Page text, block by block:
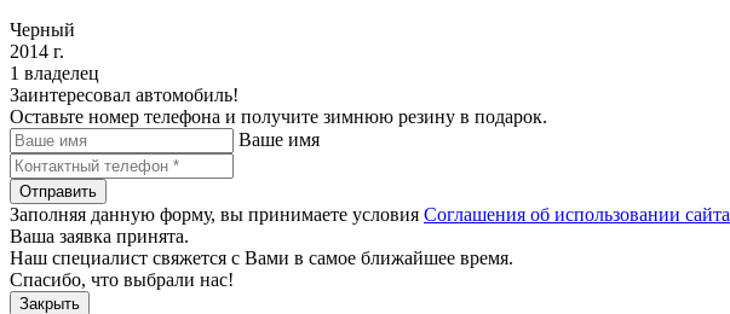
Черный
2014 г.
1 владелец
Заинтересовал автомобиль!
Оставьте номер телефона и получите зимнюю резину в подарок.
Ваше имя
Отправить
Заполняя данную форму, вы принимаете условия Соглашения об использовании сайта
Ваша заявка принята.
Наш специалист свяжется с Вами в самое ближайшее время.
Спасибо, что выбрали нас!
Закрыть